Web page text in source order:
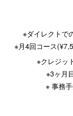
※ダイレクトで
※月4回コース
※クレジッ
※3ヶ月
※ 事務